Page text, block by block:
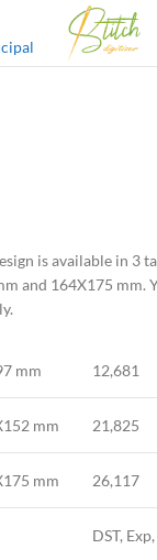
is available in 3
and 164X175 mm.
.
mm 12,681
mm 21,825
mm 26,117
DST,